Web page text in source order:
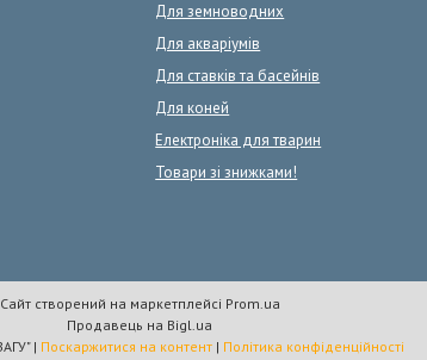
Для земноводних
Для акваріумів
Для ставків та басейнів
Для коней
Електроніка для тварин
Товари зі знижками!
Сайт створений на маркетплейсі Prom.ua
Продавець на Bigl.ua
ЗООМАГАЗИН "НА ВАГУ" | Поскаржитися на контент | Політика конфіденційності